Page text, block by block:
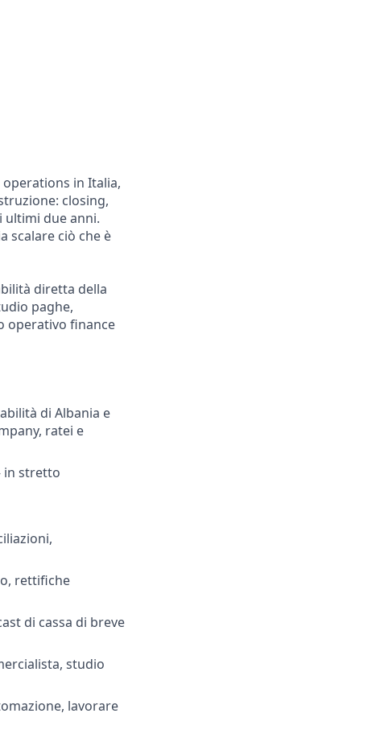
in Italia,
closing,
due anni.
scalare ciò che è
diretta della
paghe,
operativo finance
di Albania e
ratei e
in stretto
rettifiche
di cassa di breve
studio
lavorare